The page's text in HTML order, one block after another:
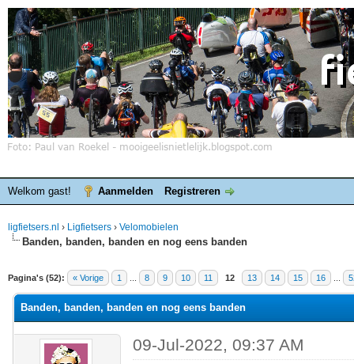
Welkom gast! Aanmelden Registreren
ligfietsers.nl › Ligfietsers › Velomobielen
Banden, banden, banden en nog eens banden
Pagina's (52): « Vorige 1 8 9 10 11 12 13 14 15 16
waardering is 3
Banden, banden, banden en nog eens banden
09-Jul-2022, 09:37 AM